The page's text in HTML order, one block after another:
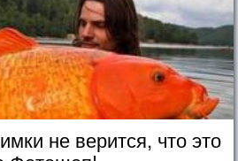
не верится, что это